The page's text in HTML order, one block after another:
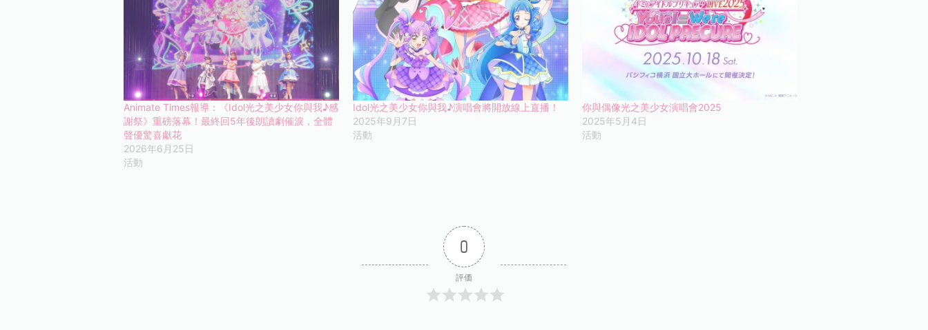
Animate Times報導：《Idol光之美少女你與我♪感
謝祭》重磅落幕！最終回5年後朗讀劇催淚，全體
聲優驚喜獻花
2026年6月25日
活動
Idol光之美少女你與我♪演唱會將開放線上直播！
2025年9月7日
活動
你與偶像光之美少女演唱會2025
2025年5月4日
活動
0
評価